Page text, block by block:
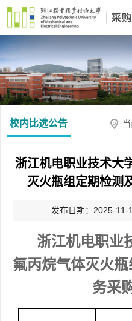
校内比选公告
浙江机电职业技术大
灭火瓶组定期检测
发布日期：2025-
浙江机电职业
氟丙烷气体灭火瓶
务采